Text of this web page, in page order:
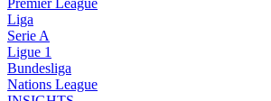
Liga
Serie A
Ligue 1
Bundesliga
Nations League